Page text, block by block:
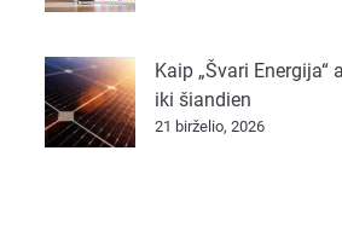
Kaip „Švari
iki šiandien
21 birželio, 2026